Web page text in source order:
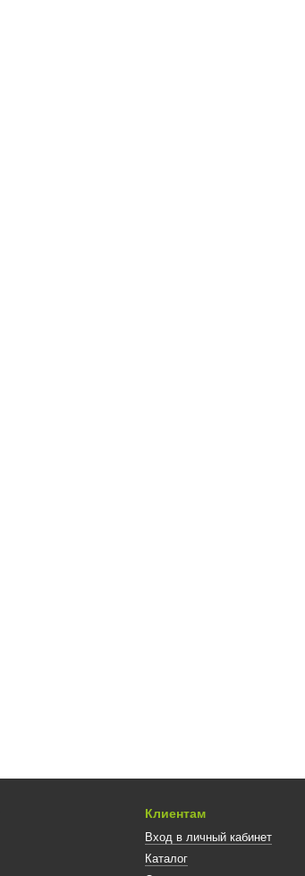
Клиентам
Вход в личный кабинет
Каталог